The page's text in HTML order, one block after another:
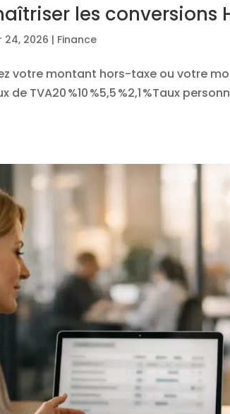
les conversions
24, 2026 | Finance
votre montant hors-taxe ou votre
de TVA20 %10 %5,5 %2,1 %Taux